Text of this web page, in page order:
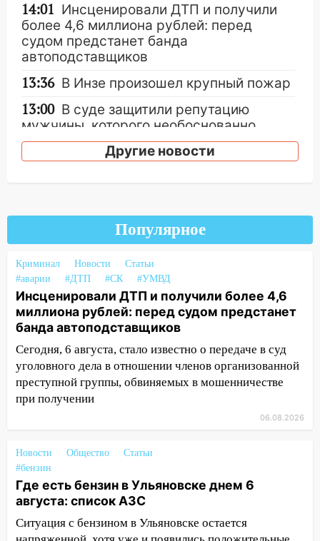
14:01 Инсценировали ДТП и получили
более 4,6 миллиона рублей: перед
судом предстанет банда
автоподставщиков
13:36 В Инзе произошел крупный пожар
13:00 В суде защитили репутацию
мужчины, которого необоснованно
обвиняли в жестоком обращении с
животными
провернул хитрую схему с чужими
12:10
Ульяновский алиментщик накопил
120 тысяч долга
11:49 Снят режим «Ракетная
опасность» на территории Ульяновской
области
11:30 Кабмин РФ разрешил до 1 июля
2027 года импорт, выпуск и обращение
бензина Евро 2, Евро 3, Евро 4
Соцсети: на Рябикова автомобиль
10:27
Где есть бензин в Ульяновске
днем 6 августа: список АЗС
10:16 Внимание! В Ульяновской области
объявлена ракетная опасность
Другие новости
Популярное
Криминал Новости
Статьи
#аварии
#ДТП #СК #УМВД
Инсценировали ДТП и получили более 4,6
миллиона рублей: перед судом предстанет
банда автоподставщиков
Сегодня, 6 августа, стало известно о передаче в суд
уголовного дела в отношении членов организованной
преступной группы, обвиняемых в мошенничестве
при получении
06.08.2026
Новости Общество
Статьи
#бензин
Где есть бензин в Ульяновске днем 6
августа: список АЗС
Ситуация с бензином в Ульяновске остается